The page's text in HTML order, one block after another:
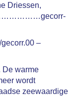
–
De warme
wordt
zeewaardige